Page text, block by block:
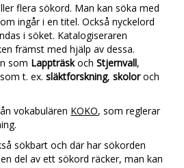
flera sökord. Man kan söka med
ingår i en titel. Också nyckelord
i söket. Katalogiseraren
främst med hjälp av dessa.
som LappträskochStjernvall,
t. ex.släktforskning,skoloroch
vokabulären KOKO, som reglerar
sökbart och där har sökorden
del av ett sökord räcker, man kan